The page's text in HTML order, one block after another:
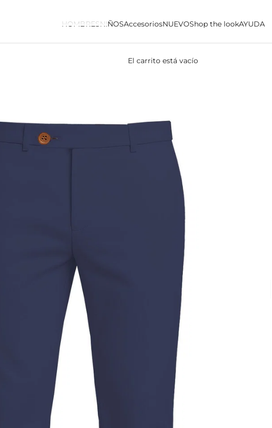
HOMBRESNIÑOSAccesoriosNUEVOShop the lookAYUDA
El carrito está vacío